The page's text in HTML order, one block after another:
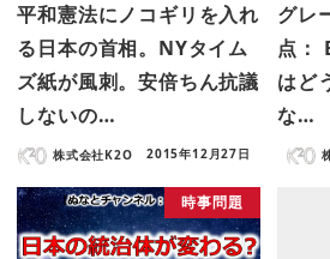
平和憲法にノコギリを入れ
る日本の首相。NYタイム
ズ紙が風刺。安倍ちん抗議
しないの…
株式会社K2O 2015年12月27日
グレ
点：
はど
な…
時事問題